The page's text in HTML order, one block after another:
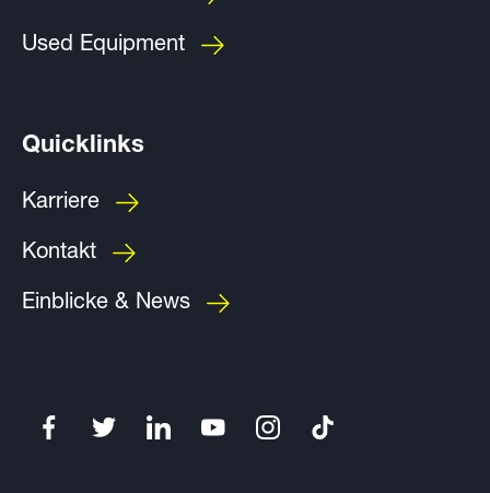
Used Equipment
Quicklinks
Karriere
Kontakt
Einblicke & News